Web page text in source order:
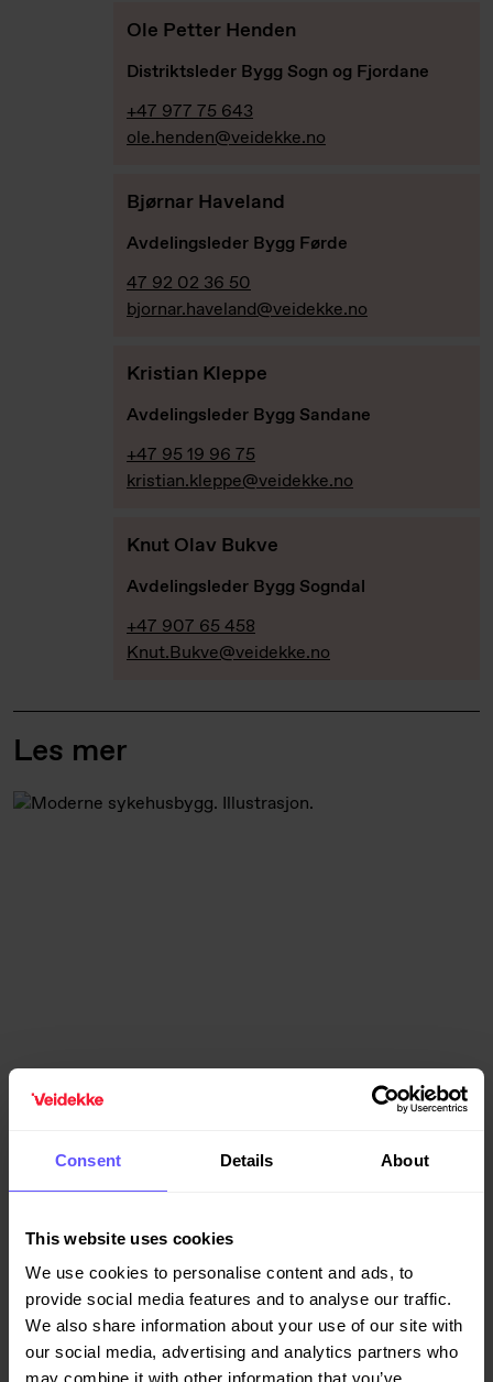
Consent Details About
This website uses cookies
We use cookies to personalise content and ads, to
provide social media features and to analyse our traffic.
We also share information about your use of our site with
our social media, advertising and analytics partners who
may combine it with other information that you’ve
Ole Petter Henden
Distriktsleder Bygg Sogn og Fjordane
+47 977 75 643
ole.henden@veidekke.no
Bjørnar Haveland
Avdelingsleder Bygg Førde
47 92 02 36 50
bjornar.haveland@veidekke.no
Kristian Kleppe
Avdelingsleder Bygg Sandane
+47 95 19 96 75
kristian.kleppe@veidekke.no
Knut Olav Bukve
Avdelingsleder Bygg Sogndal
+47 907 65 458
Knut.Bukve@veidekke.no
Les mer
Førde sykehus
etasjers sykehusbygg i Førde. I samspillsfasen har partene